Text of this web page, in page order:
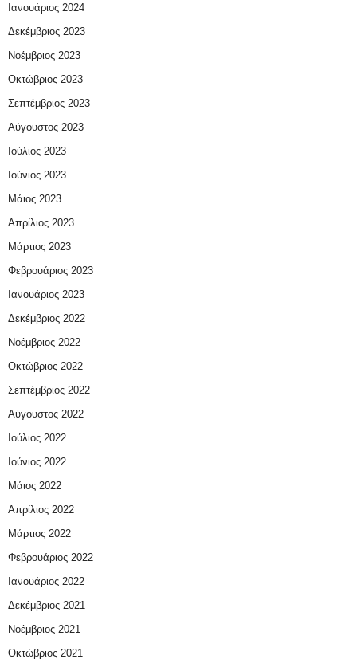
Ιανουάριος 2024
Δεκέμβριος 2023
Νοέμβριος 2023
Οκτώβριος 2023
Σεπτέμβριος 2023
Αύγουστος 2023
Ιούλιος 2023
Ιούνιος 2023
Μάιος 2023
Απρίλιος 2023
Μάρτιος 2023
Φεβρουάριος 2023
Ιανουάριος 2023
Δεκέμβριος 2022
Νοέμβριος 2022
Οκτώβριος 2022
Σεπτέμβριος 2022
Αύγουστος 2022
Ιούλιος 2022
Ιούνιος 2022
Μάιος 2022
Απρίλιος 2022
Μάρτιος 2022
Φεβρουάριος 2022
Ιανουάριος 2022
Δεκέμβριος 2021
Νοέμβριος 2021
Οκτώβριος 2021